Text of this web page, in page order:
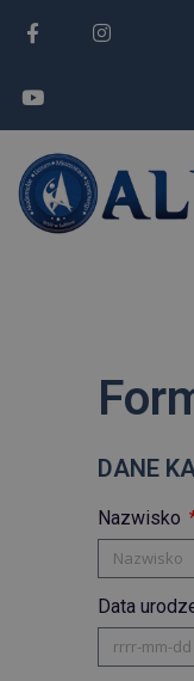
treści
DANE
Nazwisko
Data